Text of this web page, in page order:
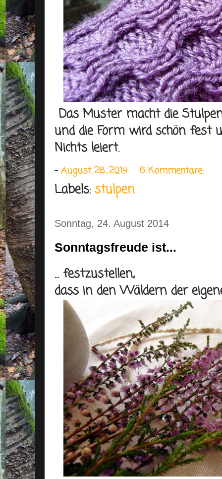
Das Muster macht die
und die Form wird schön fest
Nichts leiert.
-August 28, 2014 6 Kommentare:
Labels: stulpen
Sonntag, 24. August 2014
Sonntagsfreude ist...
... festzustellen,
dass in den Wäldern der